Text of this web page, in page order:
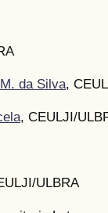
da Silva,
, CEULJI/
ULBRA